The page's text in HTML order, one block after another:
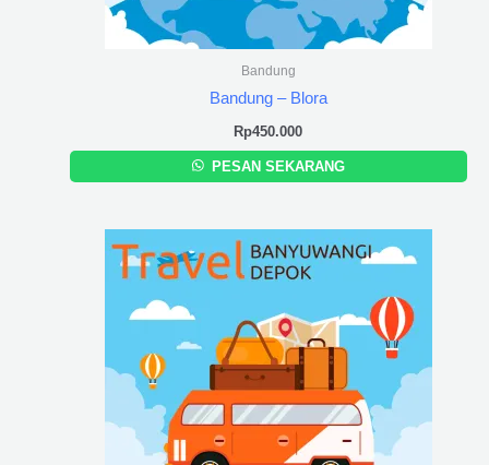
Bandung
Bandung – Blora
Rp450.000
PESAN SEKARANG